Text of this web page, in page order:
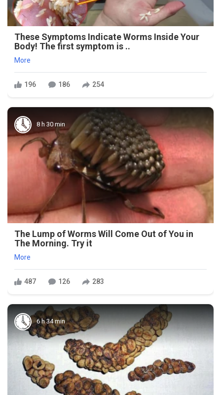
These Symptoms Indicate Worms Inside Your
Body! The first symptom is ..
More
196 186 254
8 h 30 min
The Lump of Worms Will Come Out of You in
The Morning. Try it
More
487 126 283
6 h 34 min